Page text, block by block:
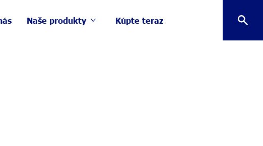
Naše produkty
Viac Naše produkty
Kúpte teraz